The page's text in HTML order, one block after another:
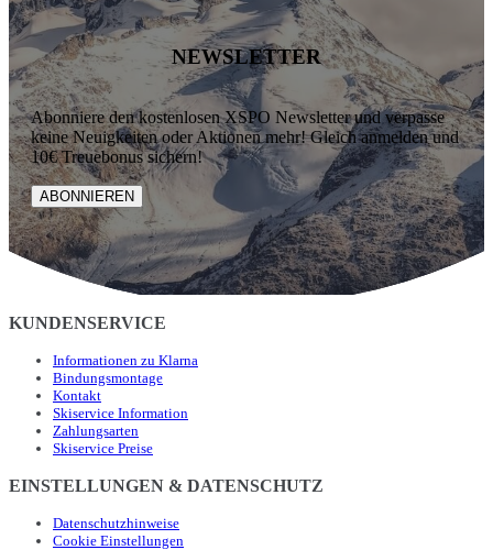
NEWSLETTER
Abonniere den kostenlosen XSPO Newsletter und verpasse
keine Neuigkeiten oder Aktionen mehr! Gleich anmelden und
10€ Treuebonus sichern!
ABONNIEREN
KUNDENSERVICE
Informationen zu Klarna
Bindungsmontage
Kontakt
Skiservice Information
Zahlungsarten
Skiservice Preise
EINSTELLUNGEN & DATENSCHUTZ
Datenschutzhinweise
Cookie Einstellungen